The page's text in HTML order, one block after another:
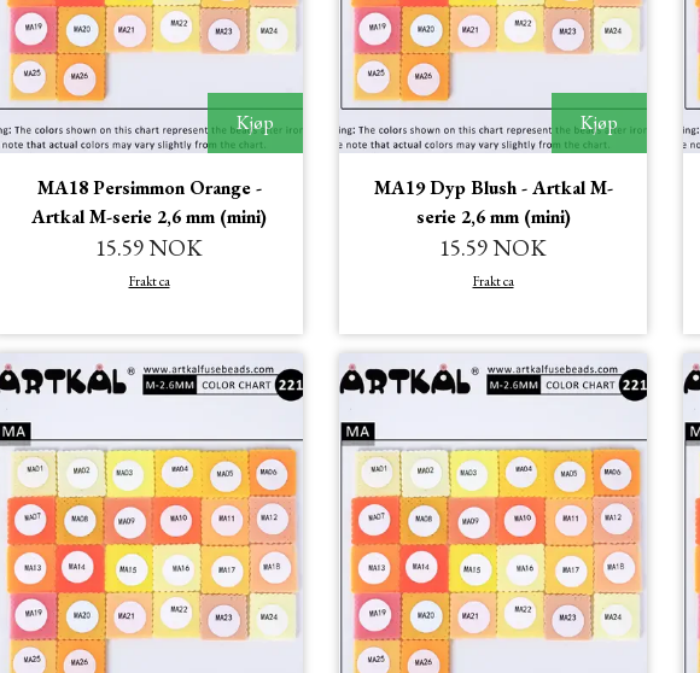
Kjøp
MA18 Persimmon Orange -
Artkal M-serie 2,6 mm (mini)
15.59 NOK
Frakt ca
Kjøp
MA19 Dyp Blush - Artkal M-
serie 2,6 mm (mini)
15.59 NOK
Frakt ca